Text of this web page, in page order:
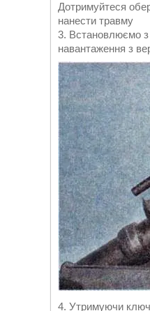
Дотримуйтеся
нанести травму
3. Встановлюємо з
навантаження з
4. Утримуючи